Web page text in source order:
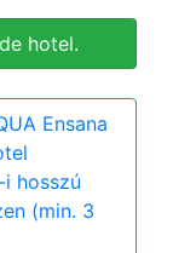
hotel.
Ensana
hosszú
(min. 3